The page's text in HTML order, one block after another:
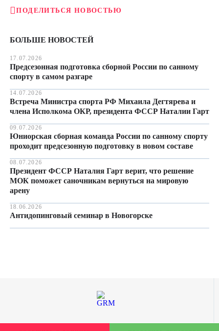
ПОДЕЛИТЬСЯ НОВОСТЬЮ
БОЛЬШЕ НОВОСТЕЙ
17.07.2026
Предсезонная подготовка сборной России по санному
спорту в самом разгаре
14.07.2026
Встреча Министра спорта РФ Михаила Дегтярева и
члена Исполкома ОКР, президента ФССР Наталии Гарт
09.07.2026
Юниорская сборная команда России по санному спорту
проходит предсезонную подготовку в новом составе
08.07.2026
Президент ФССР Наталия Гарт верит, что решение
МОК поможет саночникам вернуться на мировую
арену
18.06.2026
Антидопинговый семинар в Новогорске